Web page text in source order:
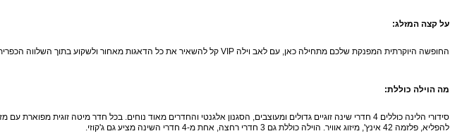
על קצה המזלג:
החופשה היוקרתית המפנקת שלכם מתחילה כאן, עם לאב וילה VIP קל להשאיר את כל הדאגות מאחור ולשקוע בתוך השלווה הכפרית היפה.
מה הוילה כוללת:
סידורי הלינה כוללים 4 חדרי שינה זוגיים גדולים ומעוצבים, הסגנון אלגנטי והחדרים מאוד נוחים. בכל חדר מיטה זוגית מפוארת עם
להפליא, פלזמה 42 אינץ', מיזוג אוויר. הוילה כוללת גם 3 חדרי רחצה, אחת מ-4 חדרי השינה מציע גם ג'קוזי.